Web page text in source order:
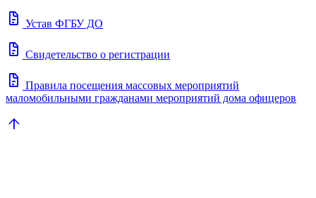
docs Устав ФГБУ ДО
docs Свидетельство о регистрации
docs Правила посещения массовых мероприятий
маломобильными гражданами мероприятий дома офицеров
arrow_upward